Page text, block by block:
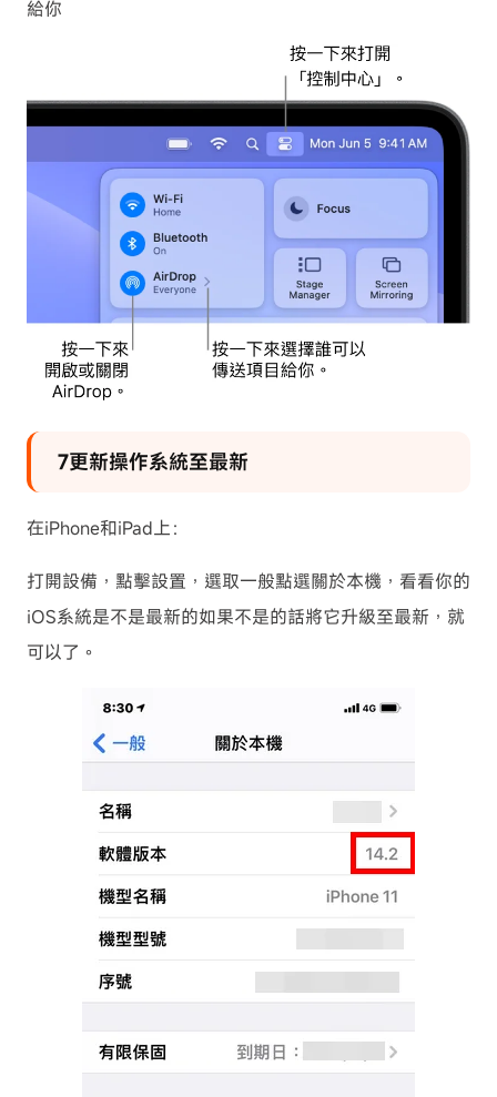
給你
7更新操作系統至最新
在iPhone和iPad上：
打開設備，點擊設置，選取一般點選關於本機，看看你的
iOS系統是不是最新的如果不是的話將它升級至最新，就
可以了。